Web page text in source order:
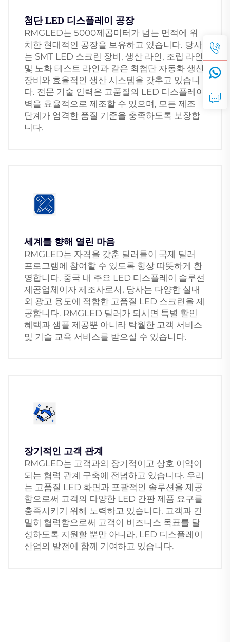
첨단 LED 디스플레이 공장
RMGLED는 5000제곱미터가 넘는 면적에 위
치한 현대적인 공장을 보유하고 있습니다. 당사
는 SMT LED 스크린 장비, 생산 라인, 조립 라인
및 노화 테스트 라인과 같은 최첨단 자동화 생산
장비와 효율적인 생산 시스템을 갖추고 있습니
다. 전문 기술 인력은 고품질의 LED 디스플레이
벽을 효율적으로 제조할 수 있으며, 모든 제조
단계가 엄격한 품질 기준을 충족하도록 보장합
니다.
세계를 향해 열린 마음
RMGLED는 자격을 갖춘 딜러들이 국제 딜러
프로그램에 참여할 수 있도록 항상 따뜻하게 환
영합니다. 중국 내 주요 LED 디스플레이 솔루션
제공업체이자 제조사로서, 당사는 다양한 실내
외 광고 용도에 적합한 고품질 LED 스크린을 제
공합니다. RMGLED 딜러가 되시면 특별 할인
혜택과 샘플 제공뿐 아니라 탁월한 고객 서비스
및 기술 교육 서비스를 받으실 수 있습니다.
장기적인 고객 관계
RMGLED는 고객과의 장기적이고 상호 이익이
되는 협력 관계 구축에 전념하고 있습니다. 우리
는 고품질 LED 화면과 포괄적인 솔루션을 제공
함으로써 고객의 다양한 LED 간판 제품 요구를
충족시키기 위해 노력하고 있습니다. 고객과 긴
밀히 협력함으로써 고객이 비즈니스 목표를 달
성하도록 지원할 뿐만 아니라, LED 디스플레이
산업의 발전에 함께 기여하고 있습니다.